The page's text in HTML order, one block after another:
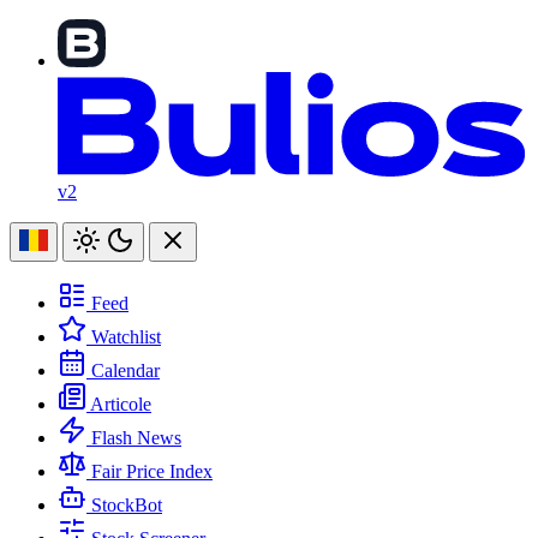
v2
Feed
Watchlist
Calendar
Articole
Flash News
Fair Price Index
StockBot